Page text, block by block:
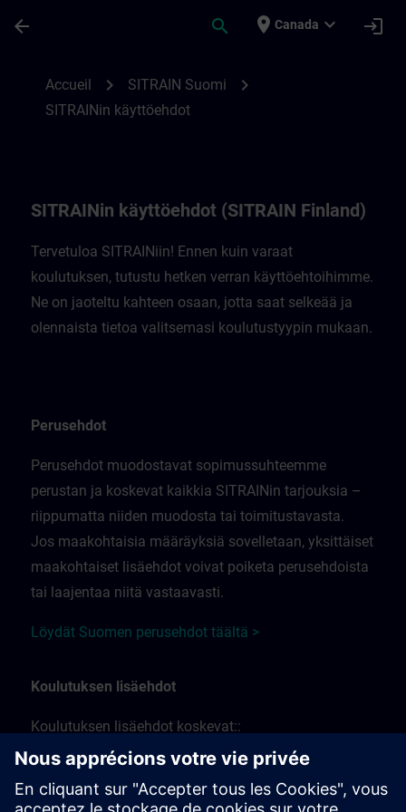
arrow_back search place Canada expand_more login
Accueil chevron_right SITRAIN Suomi chevron_right
SITRAINin käyttöehdot
SITRAINin käyttöehdot (SITRAIN Finland)
Tervetuloa SITRAINiin! Ennen kuin varaat
koulutuksen, tutustu hetken verran käyttöehtoihimme.
Ne on jaoteltu kahteen osaan, jotta saat selkeää ja
olennaista tietoa valitsemasi koulutustyypin mukaan.
Perusehdot
Perusehdot muodostavat sopimussuhteemme
perustan ja koskevat kaikkia SITRAINin tarjouksia –
riippumatta niiden muodosta tai toimitustavasta.
Jos maakohtaisia määräyksiä sovelletaan, yksittäiset
maakohtaiset lisäehdot voivat poiketa perusehdoista
tai laajentaa niitä vastaavasti.
Löydät Suomen perusehdot täältä >
Koulutuksen lisäehdot
Koulutuksen lisäehdot koskevat::
Lähikoulutusta, luokkahuonekoulutusta ja paikan
päällä järjestettäviä koulutustilaisuuksia